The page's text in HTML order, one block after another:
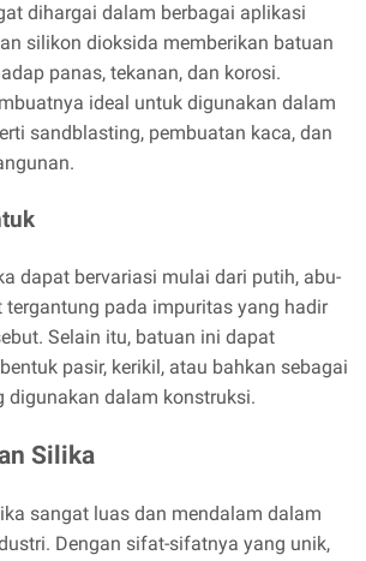
dihargai dalam berbagai aplikasi
silikon dioksida memberikan batuan
panas, tekanan, dan korosi.
ideal untuk digunakan dalam
sandblasting, pembuatan kaca, dan
dapat bervariasi mulai dari putih, abu-
tergantung pada impuritas yang hadir
Selain itu, batuan ini dapat
pasir, kerikil, atau bahkan sebagai
digunakan dalam konstruksi.
Silika
sangat luas dan mendalam dalam
Dengan sifat-sifatnya yang unik,